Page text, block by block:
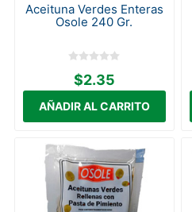
Aceituna Verdes Enteras
Osole 240 Gr.
$2.35